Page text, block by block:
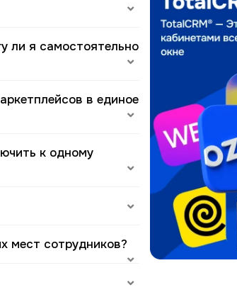
ли я самостоятельно
в единое
к одному
мест сотрудников?